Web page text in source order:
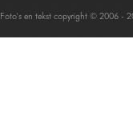
Foto's en tekst copyright © 2006 -